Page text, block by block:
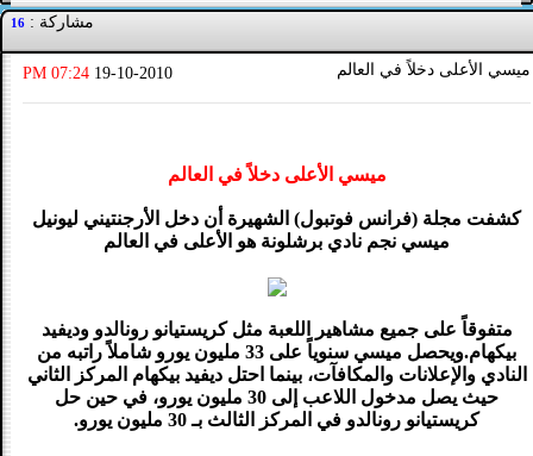
مشاركة : 16
ميسي الأعلى دخلاً في العالم 19-10-2010
07:24 PM
ميسي الأعلى دخلاً في العالم
كشفت مجلة (فرانس فوتبول) الشهيرة أن دخل الأرجنتيني ليونيل
ميسي نجم نادي برشلونة هو الأعلى في العالم
متفوقاً على جميع مشاهير اللعبة مثل كريستيانو رونالدو وديفيد
بيكهام.ويحصل ميسي سنوياً على 33 مليون يورو شاملاً راتبه من
النادي والإعلانات والمكافآت، بينما احتل ديفيد بيكهام المركز الثاني
حيث يصل مدخول اللاعب إلى 30 مليون يورو، في حين حل
كريستيانو رونالدو في المركز الثالث بـ 30 مليون يورو.‏